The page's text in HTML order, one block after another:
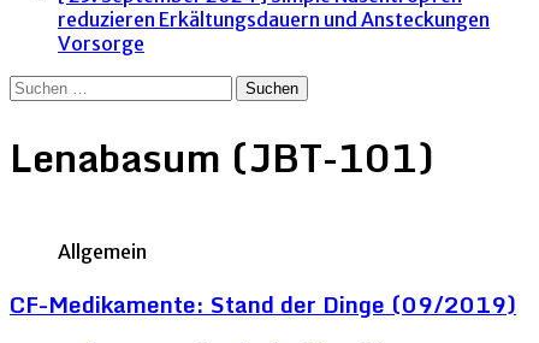
reduzieren Erkältungsdauern und Ansteckungen
Vorsorge
Suchen
Lenabasum (JBT-101)
Allgemein
CF-Medikamente: Stand der Dinge (09/2019)